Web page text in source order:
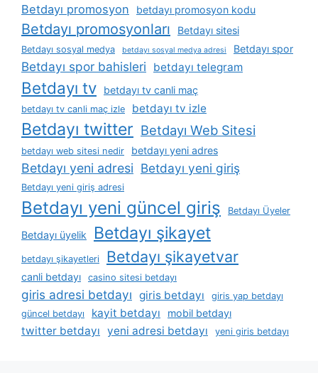
Betdayı promosyon betdayı promosyon kodu
Betdayı promosyonları Betdayı sitesi
Betdayı sosyal medya betdayı sosyal medya adresi Betdayı spor
Betdayı spor bahisleri betdayı telegram
Betdayı tv betdayı tv canli maç
betdayı tv canli maç izle betdayı tv izle
Betdayı twitter Betdayı Web Sitesi
betdayı web sitesi nedir betdayı yeni adres
Betdayı yeni adresi Betdayı yeni giriş
Betdayı yeni giriş adresi
Betdayı yeni güncel giriş Betdayı Üyeler
Betdayı üyelik Betdayı şikayet
betdayı şikayetleri Betdayı şikayetvar
canli betdayı casino sitesi betdayı
giris adresi betdayı giris betdayı
giris yap betdayı
güncel betdayı
kayit betdayı mobil betdayı
twitter betdayı yeni adresi betdayı yeni giris betdayı